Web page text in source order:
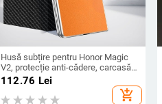
Husă subțire pentru Honor Magic
V2, protecție anti-cădere, carcasă
dură pentru ecran pliabil, finisaj PU
piele electroplatinată
112.76 Lei
add_shopping_cart